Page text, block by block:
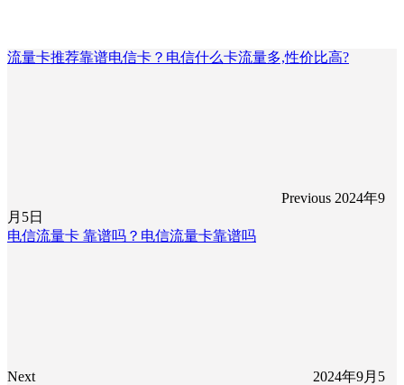
流量卡推荐靠谱电信卡？电信什么卡流量多,性价比高?
Previous 2024年9
月5日
电信流量卡 靠谱吗？电信流量卡靠谱吗
Next
2024年9月5